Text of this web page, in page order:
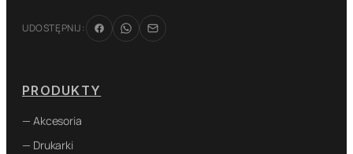
UDOSTĘPNIJ:
PRODUKTY
— Akcesoria
— Drukarki